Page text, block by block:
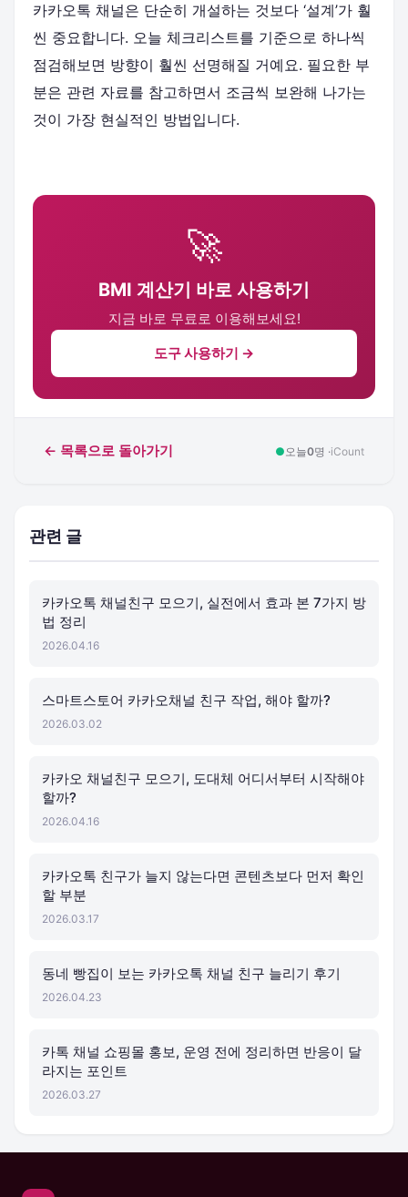
카카오톡 채널은 단순히 개설하는 것보다 ‘설계’가 훨
씬 중요합니다. 오늘 체크리스트를 기준으로 하나씩
점검해보면 방향이 훨씬 선명해질 거예요. 필요한 부
분은 관련 자료를 참고하면서 조금씩 보완해 나가는
것이 가장 현실적인 방법입니다.
🚀
BMI 계산기 바로 사용하기
지금 바로 무료로 이용해보세요!
도구 사용하기 →
← 목록으로 돌아가기 ● 오늘0명 ·iCount
관련 글
카카오톡 채널친구 모으기, 실전에서 효과 본 7가지 방
법 정리
2026.04.16
스마트스토어 카카오채널 친구 작업, 해야 할까?
2026.03.02
카카오 채널친구 모으기, 도대체 어디서부터 시작해야
할까?
2026.04.16
카카오톡 친구가 늘지 않는다면 콘텐츠보다 먼저 확인
할 부분
2026.03.17
동네 빵집이 보는 카카오톡 채널 친구 늘리기 후기
2026.04.23
카톡 채널 쇼핑몰 홍보, 운영 전에 정리하면 반응이 달
라지는 포인트
2026.03.27